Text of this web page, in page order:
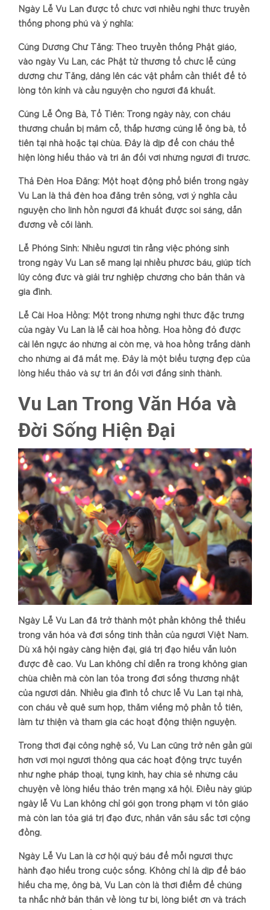
Ngày Lễ Vu Lan được tổ chức với nhiều nghi thức truyền
thống phong phú và ý nghĩa:
Cúng Dường Chư Tăng: Theo truyền thống Phật giáo,
vào ngày Vu Lan, các Phật tử thường tổ chức lễ cúng
dường chư Tăng, dâng lên các vật phẩm cần thiết để tỏ
lòng tôn kính và cầu nguyện cho người đã khuất.
Cúng Lễ Ông Bà, Tổ Tiên: Trong ngày này, con cháu
thường chuẩn bị mâm cỗ, thắp hương cúng lễ ông bà, tổ
tiên tại nhà hoặc tại chùa. Đây là dịp để con cháu thể
hiện lòng hiếu thảo và tri ân đối với những người đi trước.
Thả Đèn Hoa Đăng: Một hoạt động phổ biến trong ngày
Vu Lan là thả đèn hoa đăng trên sông, với ý nghĩa cầu
nguyện cho linh hồn người đã khuất được soi sáng, dẫn
đường về cõi lành.
Lễ Phóng Sinh: Nhiều người tin rằng việc phóng sinh
trong ngày Vu Lan sẽ mang lại nhiều phước báu, giúp tích
lũy công đức và giải trừ nghiệp chướng cho bản thân và
gia đình.
Lễ Cài Hoa Hồng: Một trong những nghi thức đặc trưng
của ngày Vu Lan là lễ cài hoa hồng. Hoa hồng đỏ được
cài lên ngực áo những ai còn mẹ, và hoa hồng trắng dành
cho những ai đã mất mẹ. Đây là một biểu tượng đẹp của
lòng hiếu thảo và sự tri ân đối với đấng sinh thành.
Vu Lan Trong Văn Hóa và
Đời Sống Hiện Đại
Ngày Lễ Vu Lan đã trở thành một phần không thể thiếu
trong văn hóa và đời sống tinh thần của người Việt Nam.
Dù xã hội ngày càng hiện đại, giá trị đạo hiếu vẫn luôn
được đề cao. Vu Lan không chỉ diễn ra trong không gian
chùa chiền mà còn lan tỏa trong đời sống thường nhật
của người dân. Nhiều gia đình tổ chức lễ Vu Lan tại nhà,
con cháu về quê sum họp, thăm viếng mộ phần tổ tiên,
làm từ thiện và tham gia các hoạt động thiện nguyện.
Trong thời đại công nghệ số, Vu Lan cũng trở nên gần gũi
hơn với mọi người thông qua các hoạt động trực tuyến
như nghe pháp thoại, tụng kinh, hay chia sẻ những câu
chuyện về lòng hiếu thảo trên mạng xã hội. Điều này giúp
ngày lễ Vu Lan không chỉ gói gọn trong phạm vi tôn giáo
mà còn lan tỏa giá trị đạo đức, nhân văn sâu sắc tới cộng
đồng.
Ngày Lễ Vu Lan là cơ hội quý báu để mỗi người thực
hành đạo hiếu trong cuộc sống. Không chỉ là dịp để báo
hiếu cha mẹ, ông bà, Vu Lan còn là thời điểm để chúng
ta nhắc nhở bản thân về lòng từ bi, lòng biết ơn và trách